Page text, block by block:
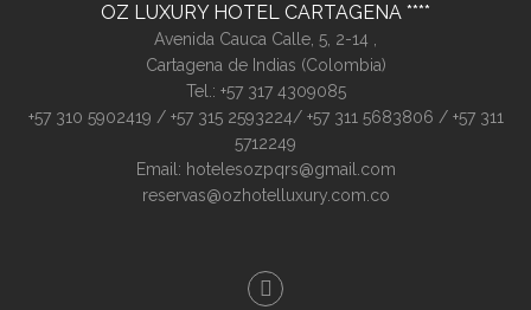
OZ LUXURY HOTEL CARTAGENA
Avenida Cauca Calle, 5, 2-14 ,
Cartagena de Indias (Colombia)
Tel.: +57 317 4309085
+57 310 5902419 / +57 315 2593224/ +57 311 5683806 / +57 311
5712249
Email: hotelesozpqrs@gmail.com
reservas@ozhotelluxury.com.co